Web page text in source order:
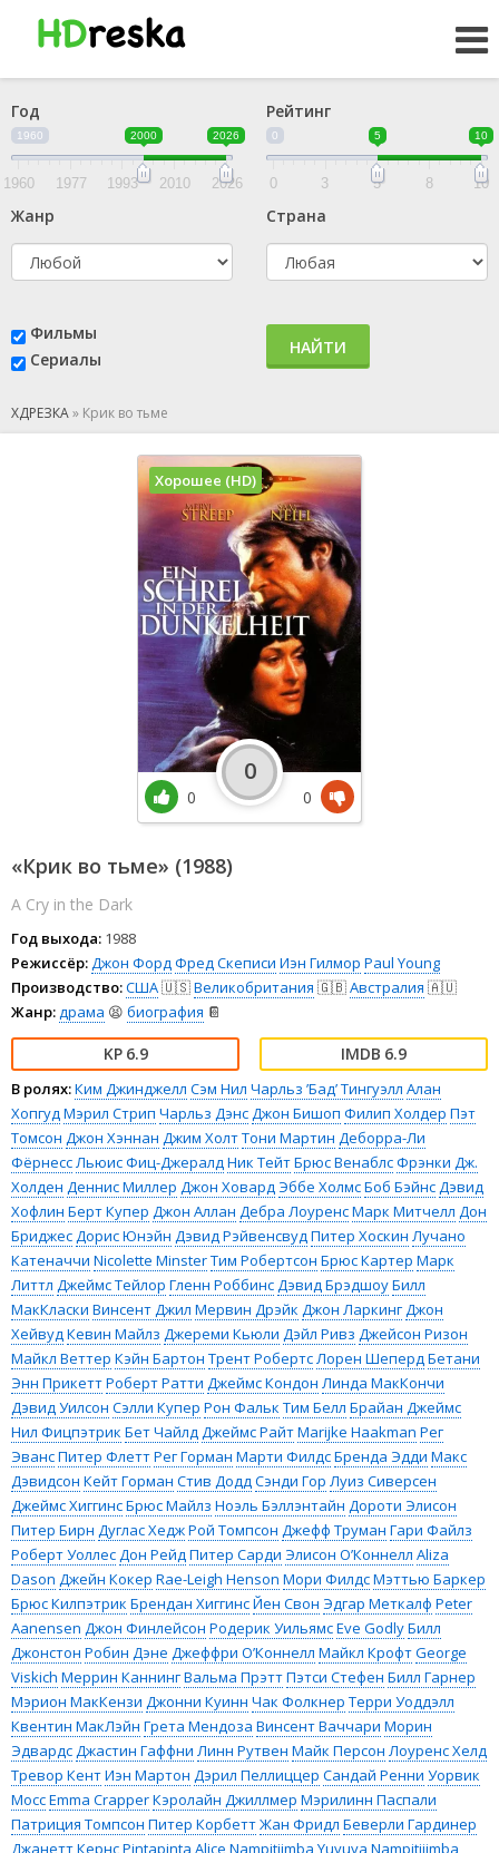
Год
1960 2000 2026
1960 1977 1993 2010 2026
Рейтинг
0 5 10
0 3 5 8 10
Жанр Страна
Фильмы
Сериалы
НАЙТИ
ХДРЕЗКА» Крик во тьме
«Крик во тьме» (1988)
A Cry in the Dark
Год выхода: 1988
Режиссёр:Джон ФордФред Скеписи Иэн Гилмор Paul Young
Производство:США🇺🇸Великобритания 🇬🇧Австралия 🇦🇺
Жанр:драма 😫 биография 📔
6.9 6.9
В ролях:Ким Джинджелл Сэм Нил Чарльз ’Бад’ Тингуэлл Алан
ХопгудМэрил Стрип Чарльз ДэнсДжон Бишоп Филип Холдер Пэт
Томсон Джон Хэннан Джим ХолтТони Мартин Деборра-Ли
ФёрнессЛьюис Фиц-ДжералдНик ТейтБрюс ВенаблсФрэнки Дж.
Холден Деннис Миллер Джон ХовардЭббе ХолмсБоб БэйнсДэвид
Хофлин Берт Купер Джон Аллан Дебра ЛоуренсМарк Митчелл Дон
БриджесДорис Юнэйн Дэвид РэйвенсвудПитер Хоскин Лучано
Катеначчи Nicolette MinsterТим Робертсон Брюс Картер Марк
Литтл Джеймс Тейлор Гленн РоббинсДэвид БрэдшоуБилл
МакКласки Винсент Джил Мервин Дрэйк Джон ЛаркингДжон
ХейвудКевин Майлз Джереми Кьюли Дэйл Ривз Джейсон Ризон
Майкл Веттер Кэйн Бартон Трент РобертсЛорен ШепердБетани
Энн ПрикеттРоберт Ратти Джеймс Кондон Линда МакКончи
Дэвид Уилсон Сэлли Купер Рон Фальк Тим Белл Брайан Джеймс
Нил Фицпэтрик Бет ЧайлдДжеймс РайтMarijke Haakman Рег
ЭвансПитер ФлеттРег Горман Марти ФилдсБренда Эдди Макс
Дэвидсон Кейт Горман Стив ДоддСэнди Гор Луиз Сиверсен
Джеймс ХиггинсБрюс Майлз Ноэль Бэллэнтайн Дороти Элисон
Питер Бирн Дуглас ХеджРой Томпсон Джефф Труман Гари Файлз
Роберт УоллесДон РейдПитер Сарди Элисон О’Коннелл Aliza
Dason Джейн Кокер Rae-Leigh Henson Мори ФилдсМэттью Баркер
Брюс Килпэтрик Брендан ХиггинсЙен Свон Эдгар Меткалф Peter
Aanensen Джон Финлейсон Родерик УильямсEve GodlyБилл
Джонстон Робин Дэне Джеффри О’Коннелл Майкл КрофтGeorge
Viskich Меррин КаннингВальма ПрэттПэтси Стефен Билл Гарнер
Мэрион МакКензи Джонни Куинн Чак Фолкнер Терри Уоддэлл
Квентин МакЛэйн Грета Мендоза Винсент Ваччари Морин
ЭдвардсДжастин Гаффни Линн Рутвен Майк Персон Лоуренс Хелд
Тревор КентИэн Мартон Дэрил Пеллиццер Сандай Ренни Уорвик
МоссEmma CrapperКэролайн Джиллмер Мэрилинн Паспали
Патриция Томпсон Питер КорбеттЖан Фридл Беверли Гардинер
Хорошее (HD)
0
0
0